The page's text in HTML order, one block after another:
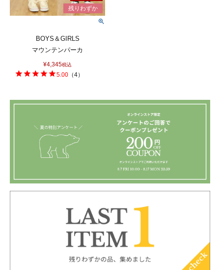
BOYS＆GIRLS
マウンテンパーカ
¥4,345税込
5.00 （4）